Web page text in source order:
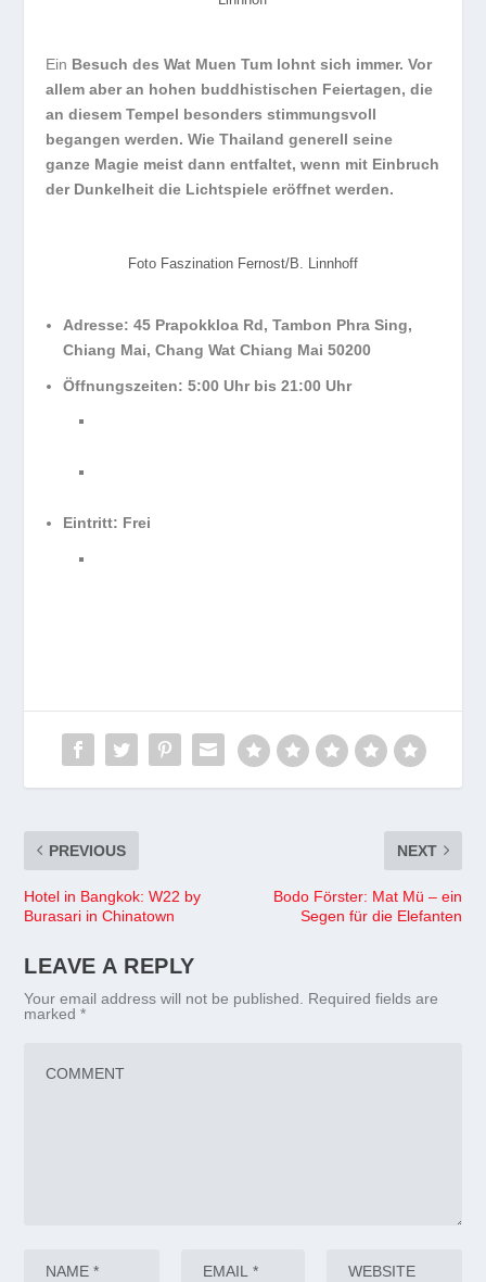
Ein Besuch des Wat Muen Tum lohnt sich immer. Vor
allem aber an hohen buddhistischen Feiertagen, die
an diesem Tempel besonders stimmungsvoll
begangen werden. Wie Thailand generell seine
ganze Magie meist dann entfaltet, wenn mit Einbruch
der Dunkelheit die Lichtspiele eröffnet werden.
Foto Faszination Fernost/B. Linnhoff
Adresse: 45 Prapokkloa Rd, Tambon Phra Sing,
Chiang Mai, Chang Wat Chiang Mai 50200
Öffnungszeiten: 5:00 Uhr bis 21:00 Uhr
Eintritt: Frei
PREVIOUS
Hotel in Bangkok: W22 by
Burasari in Chinatown
NEXT
Bodo Förster: Mat Mü – ein
Segen für die Elefanten
LEAVE A REPLY
Your email address will not be published.
Required fields are
marked*